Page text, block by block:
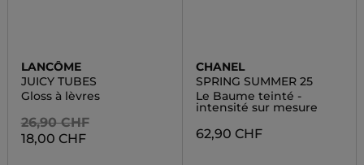
LANCÔME
JUICY TUBES
Gloss à lèvres
26,90 CHF
18,00 CHF
CHANEL
SPRING SUMMER 25
Le Baume teinté -
intensité sur mesure
62,90 CHF